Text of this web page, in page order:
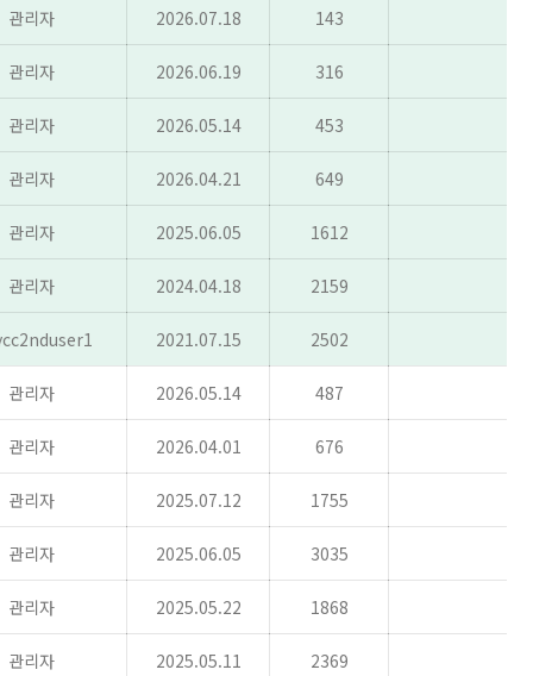
관리자 2026.07.18 143
관리자 2026.06.19 316
관리자 2026.05.14 453
관리자 2026.04.21 649
관리자 2025.06.05 1612
관리자 2024.04.18 2159
2021.07.15 2502
관리자 2026.05.14 487
관리자 2026.04.01 676
관리자 2025.07.12 1755
관리자 2025.06.05 3035
관리자 2025.05.22 1868
관리자 2025.05.11 2369